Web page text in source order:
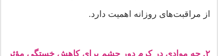
از مراقبت‌های روزانه اهمیت دارد.
۲. چه موادی در کرم دور چشم برای کاهش خستگی مؤثر